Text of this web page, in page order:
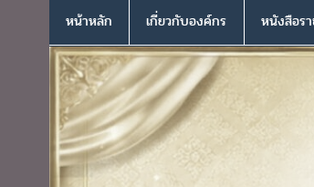
หน้าหลัก เกี่ยวกับองค์กร หนังสือร